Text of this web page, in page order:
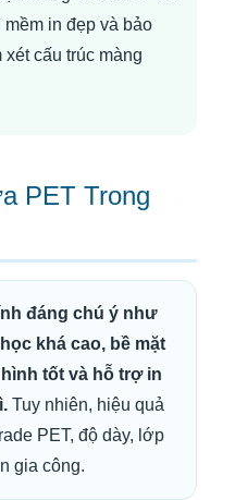
in đẹp và bảo
cấu trúc màng
PET Trong
đáng chú ý như
khá cao, bề mặt
tốt và hỗ trợ in
Tuy nhiên, hiệu quả
PET, độ dày, lớp
gia công.